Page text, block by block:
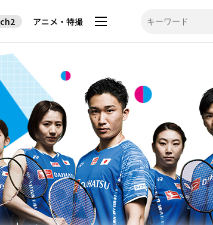
ch2 アニメ・特撮